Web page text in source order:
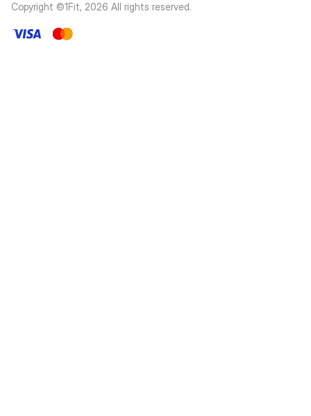
Copyright ©1Fit, 2026 All rights reserved.